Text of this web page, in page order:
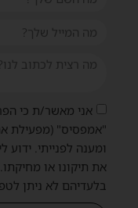
אני מאשר/ת כי
"אמפסיס" (מפעילת
ומענה לפנייתי. ידוע
את תיקונו או
בלעדיהם לא ניתן